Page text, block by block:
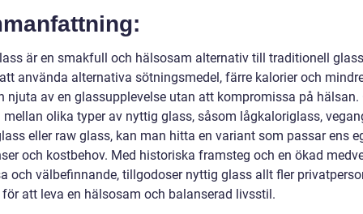
är en smakfull och hälsosam alternativ till traditionell
använda alternativa sötningsmedel, färre kalorier och
njuta av en glassupplevelse utan att kompromissa på hälsan.
olika typer av nyttig glass, såsom lågkaloriglass,
eller raw glass, kan man hitta en variant som passar ens
och kostbehov. Med historiska framsteg och en ökad
och välbefinnande, tillgodoser nyttig glass allt fler
för att leva en hälsosam och balanserad livsstil.